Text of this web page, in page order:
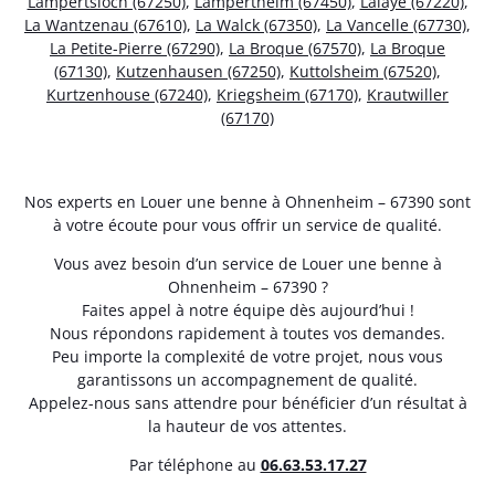
La Wantzenau (67610), La Walck (67350), La Vancelle (67730),
La Petite-Pierre (67290), La Broque (67570), La Broque
(67130), Kutzenhausen (67250), Kuttolsheim (67520),
Kurtzenhouse (67240), Kriegsheim (67170), Krautwiller
(67170)
Nos experts en Louer une benne à Ohnenheim – 67390 sont
à votre écoute pour vous offrir un service de qualité.
Vous avez besoin d’un service de Louer une benne à
Ohnenheim – 67390 ?
Faites appel à notre équipe dès aujourd’hui !
Nous répondons rapidement à toutes vos demandes.
Peu importe la complexité de votre projet, nous vous
garantissons un accompagnement de qualité.
Appelez-nous sans attendre pour bénéficier d’un résultat à
la hauteur de vos attentes.
Par téléphone au 06.63.53.17.27